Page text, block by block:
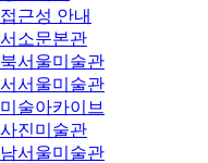
접근성 안내
서소문본관
북서울미술관
서서울미술관
미술아카이브
사진미술관
남서울미술관